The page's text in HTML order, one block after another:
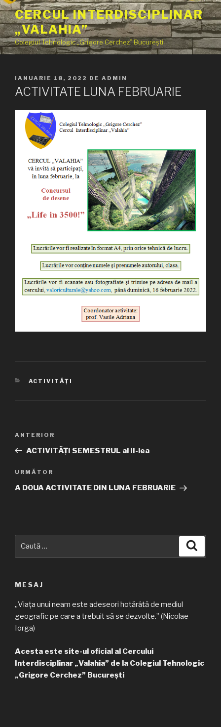
Sari
la
conținut
CERCUL INTERDISCIPLINAR
„VALAHIA”
Colegiul Tehnologic „Grigore Cerchez” București
PUBLICAT
PE
IANUARIE 18, 2022 DE ADMIN
ACTIVITATE LUNA FEBRUARIE
CATEGORII
ACTIVITĂȚI
Articolul
anterior
ANTERIOR
ACTIVITĂȚI SEMESTRUL al II-lea
Articolul
următor
URMĂTOR
A DOUA ACTIVITATE DIN LUNA FEBRUARIE
MESAJ
„Viața unui neam este adeseori hotărâtă de mediul
geografic pe care a trebuit să se dezvolte.” (Nicolae
Iorga)
Acesta este site-ul oficial al Cercului
Interdisciplinar „Valahia” de la Colegiul Tehnologic
„Grigore Cerchez” București